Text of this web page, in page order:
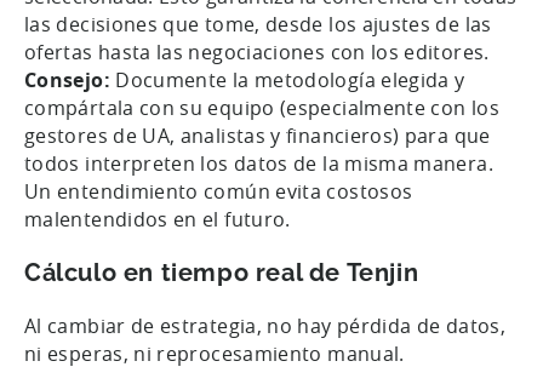
las decisiones que tome, desde los ajustes de las
ofertas hasta las negociaciones con los editores.
Consejo: Documente la metodología elegida y
compártala con su equipo (especialmente con los
gestores de UA, analistas y financieros) para que
todos interpreten los datos de la misma manera.
Un entendimiento común evita costosos
malentendidos en el futuro.
Cálculo en tiempo real de Tenjin
Al cambiar de estrategia, no hay pérdida de datos,
ni esperas, ni reprocesamiento manual.